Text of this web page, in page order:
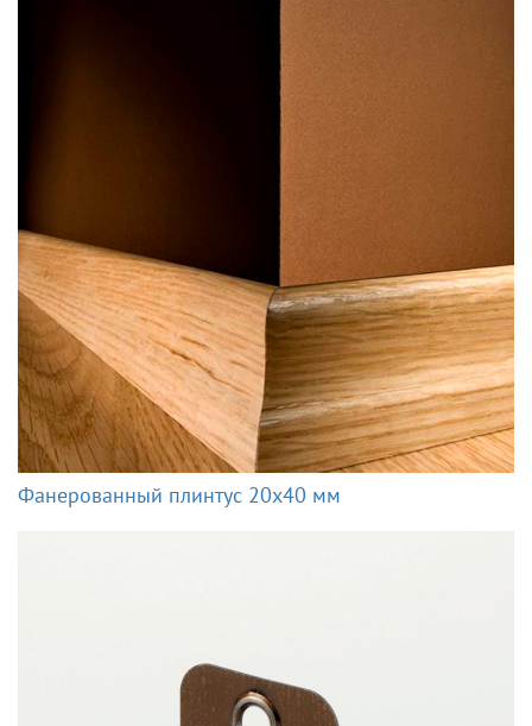
Фанерованный плинтус 20x40 мм